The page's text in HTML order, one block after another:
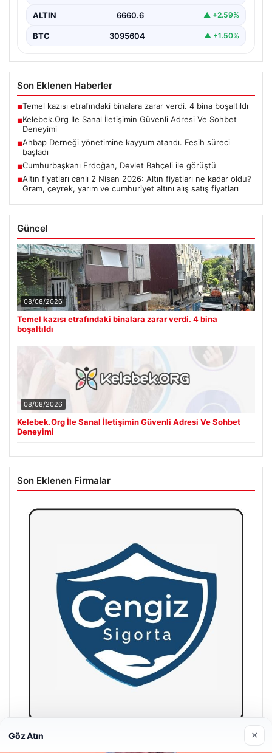
ALTIN 6660.6 ▲ +2.59%
BTC 3095604 ▲ +1.50%
Son Eklenen Haberler
■Temel kazısı etrafındaki binalara zarar verdi. 4 bina boşaltıldı
■Kelebek.Org İle Sanal İletişimin Güvenli Adresi Ve Sohbet
Deneyimi
■Ahbap Derneği yönetimine kayyum atandı. Fesih süreci
başladı
■Cumhurbaşkanı Erdoğan, Devlet Bahçeli ile görüştü
■Altın fiyatları canlı 2 Nisan 2026: Altın fiyatları ne kadar oldu?
Gram, çeyrek, yarım ve cumhuriyet altını alış satış fiyatları
Güncel
08/08/2026
Temel kazısı etrafındaki binalara zarar verdi. 4 bina
boşaltıldı
08/08/2026
Kelebek.Org İle Sanal İletişimin Güvenli Adresi Ve Sohbet
Deneyimi
Son Eklenen Firmalar
Göz Atın ×